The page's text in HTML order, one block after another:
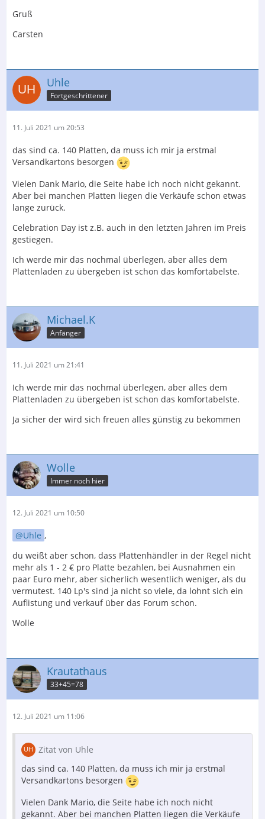
Gruß
Carsten
Uhle
Fortgeschrittener
11. Juli 2021 um 20:53
das sind ca. 140 Platten, da muss ich mir ja erstmal
Versandkartons besorgen
Vielen Dank Mario, die Seite habe ich noch nicht gekannt.
Aber bei manchen Platten liegen die Verkäufe schon etwas
lange zurück.
Celebration Day ist z.B. auch in den letzten Jahren im Preis
gestiegen.
Ich werde mir das nochmal überlegen, aber alles dem
Plattenladen zu übergeben ist schon das komfortabelste.
Michael.K
Anfänger
11. Juli 2021 um 21:41
Ich werde mir das nochmal überlegen, aber alles dem
Plattenladen zu übergeben ist schon das komfortabelste.
Ja sicher der wird sich freuen alles günstig zu bekommen
Wolle
Immer noch hier
12. Juli 2021 um 10:50
Uhle ,
du weißt aber schon, dass Plattenhändler in der Regel nicht
mehr als 1 - 2 € pro Platte bezahlen, bei Ausnahmen ein
paar Euro mehr, aber sicherlich wesentlich weniger, als du
vermutest. 140 Lp's sind ja nicht so viele, da lohnt sich ein
Auflistung und verkauf über das Forum schon.
Wolle
Krautathaus
33+45=78
12. Juli 2021 um 11:06
Zitat von Uhle
das sind ca. 140 Platten, da muss ich mir ja erstmal
Versandkartons besorgen
Vielen Dank Mario, die Seite habe ich noch nicht
gekannt. Aber bei manchen Platten liegen die Verkäufe